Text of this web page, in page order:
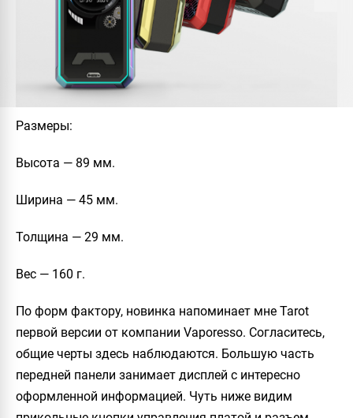
Размеры:
Высота — 89 мм.
Ширина — 45 мм.
Толщина — 29 мм.
Вес — 160 г.
По форм фактору, новинка напоминает мне Tarot
первой версии от компании Vaporesso. Согласитесь,
общие черты здесь наблюдаются. Большую часть
передней панели занимает дисплей с интересно
оформленной информацией. Чуть ниже видим